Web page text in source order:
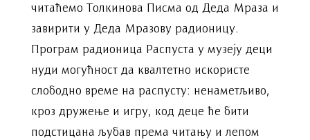
читаћемо Толкинова Писма од Деда Мраза и
завирити у Деда Мразову радионицу.
Програм радионица Распуста у музеју деци
нуди могућност да квалтетно искористе
слободно време на распусту: ненаметљиво,
кроз дружење и игру, код деце ће бити
подстицана љубав према читању и лепом